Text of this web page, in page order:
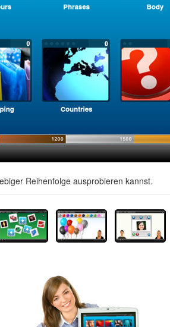
Reihenfolge ausprobieren kannst.